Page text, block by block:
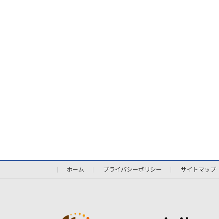
ホーム プライバシーポリシー サイトマップ